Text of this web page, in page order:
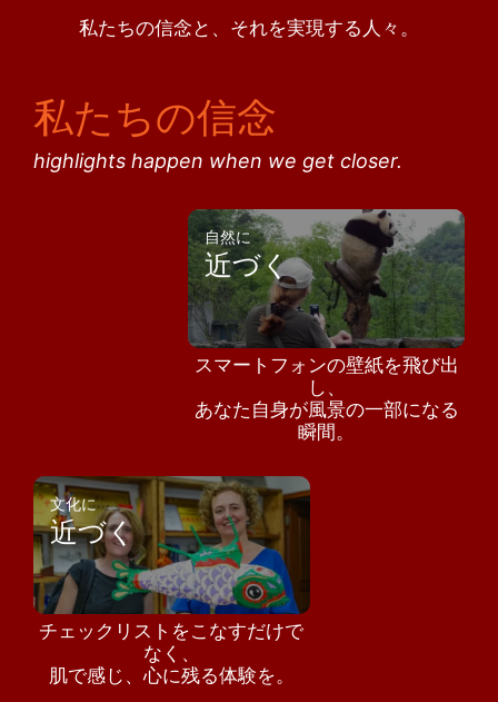
私たちの信念と、それを実現する人々。
私たちの信念
highlights happen when we get closer.
自然に
近づく
スマートフォンの壁紙を飛び出
し、
あなた自身が風景の一部になる
瞬間。
文化に
近づく
チェックリストをこなすだけで
なく、
肌で感じ、心に残る体験を。